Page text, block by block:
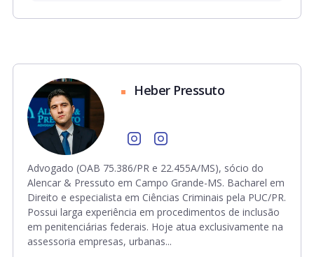
Heber Pressuto
Advogado (OAB 75.386/PR e 22.455A/MS), sócio do
Alencar & Pressuto em Campo Grande-MS. Bacharel em
Direito e especialista em Ciências Criminais pela PUC/PR.
Possui larga experiência em procedimentos de inclusão
em penitenciárias federais. Hoje atua exclusivamente na
assessoria empresas, urbanas...